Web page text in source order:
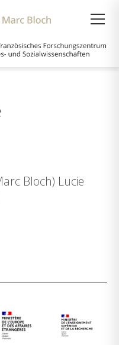
Bloch) Lucie